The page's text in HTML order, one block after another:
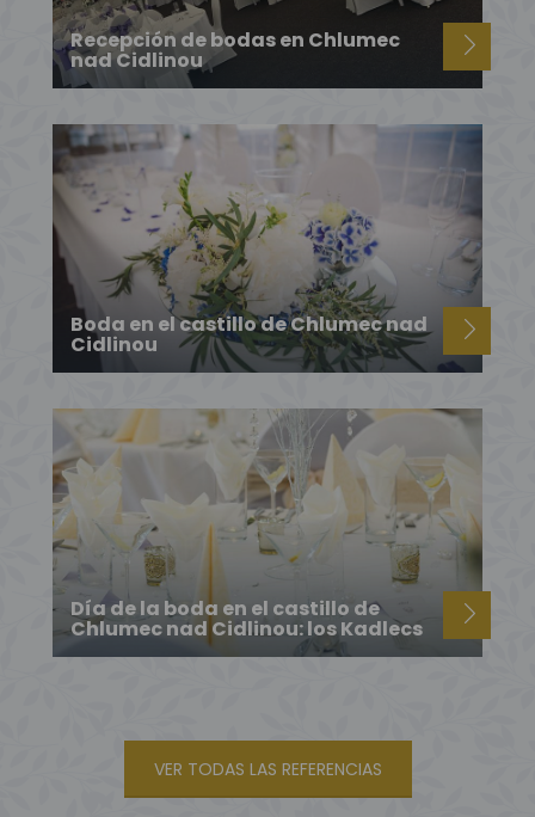
Recepción de bodas en Chlumec
nad Cidlinou
Boda en el castillo de Chlumec nad
Cidlinou
Día de la boda en el castillo de
Chlumec nad Cidlinou: los Kadlecs
VER TODAS LAS REFERENCIAS